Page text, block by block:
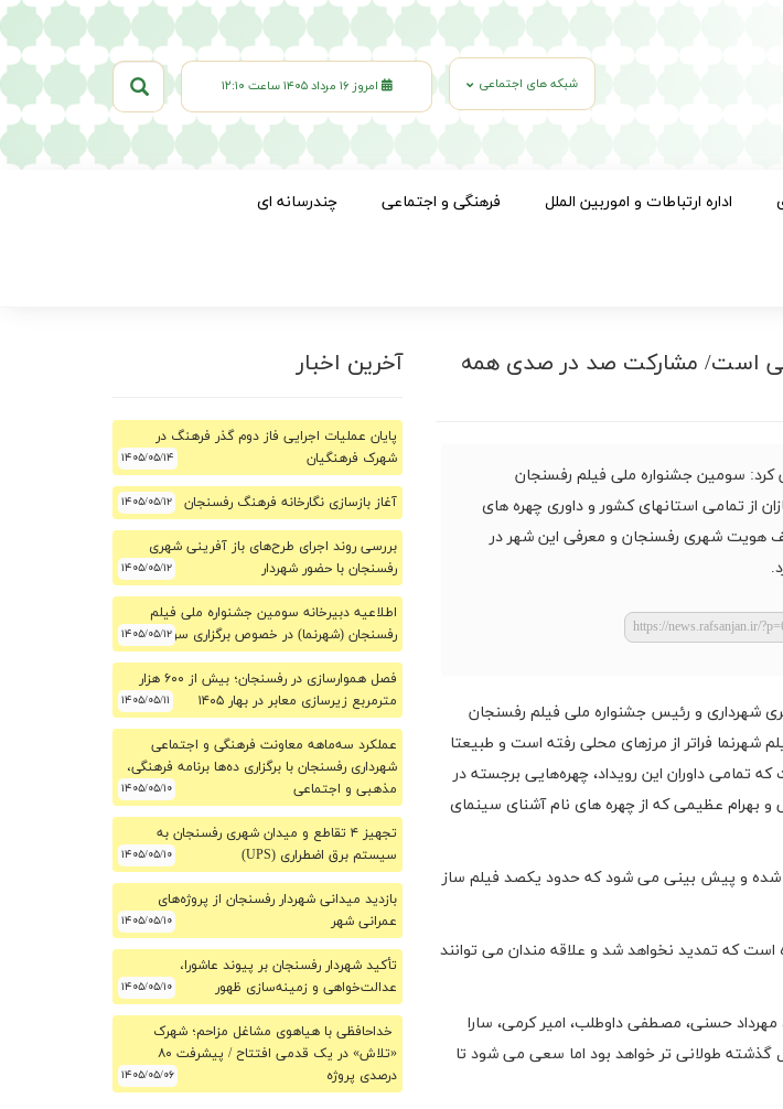
امروز ۱۶ مرداد ۱۴۰۵ ساعت ۱۲:۱۰ شبکه های اجتماعی
اداره ارتباطات و اموربین الملل فرهنگی و اجتماعی چندرسانه ای
است/ مشارکت صد در صدی همه
کرد: سومین جشنواره ملی فیلم رفسنجان
از تمامی استانهای کشور و داوری چهره های
هویت شهری رفسنجان و معرفی این شهر در
شهرداری و رئیس جشنواره ملی فیلم رفسنجان
شهرنما فراتر از مرزهای محلی رفته است و طبیعتا
تمامی داوران این رویداد، چهره‌هایی برجسته در
بهرام عظیمی که از چهره های نام آشنای سینمای
و پیش بینی می شود که حدود یکصد فیلم ساز
آخرین مهلت ثبت نام و ارسال اثر در این جشنواره نیز ۲۵ آبان ماه است که تمدید نخواهد شد و علاقه مندان می توانند
مهرداد حسنی، مصطفی داوطلب، امیر کرمی، سارا
گذشته طولانی تر خواهد بود اما سعی می شود تا
آخرین اخبار
پایان عملیات اجرایی فاز دوم گذر فرهنگ در
شهرک فرهنگیان
۱۴۰۵/۰۵/۱۴
آغاز بازسازی نگارخانه فرهنگ رفسنجان ۱۴۰۵/۰۵/۱۲
بررسی روند اجرای طرح‌های باز آفرینی شهری
رفسنجان با حضور شهردار
۱۴۰۵/۰۵/۱۲
اطلاعیه دبیرخانه سومین جشنواره ملی فیلم
رفسنجان (شهرنما) در خصوص برگزاری سومین دوره
۱۴۰۵/۰۵/۱۲
فصل هموارسازی در رفسنجان؛ بیش از ۶۰۰ هزار
مترمربع زیرسازی معابر در بهار ۱۴۰۵
۱۴۰۵/۰۵/۱۱
عملکرد سه‌ماهه معاونت فرهنگی و اجتماعی
شهرداری رفسنجان با برگزاری ده‌ها برنامه فرهنگی،
مذهبی و اجتماعی
۱۴۰۵/۰۵/۱۰
تجهیز ۴ تقاطع و میدان شهری رفسنجان به
سیستم برق اضطراری (UPS)
۱۴۰۵/۰۵/۱۰
بازدید میدانی شهردار رفسنجان از پروژه‌های
عمرانی شهر
۱۴۰۵/۰۵/۱۰
تأکید شهردار رفسنجان بر پیوند عاشورا،
عدالت‌خواهی و زمینه‌سازی ظهور
۱۴۰۵/۰۵/۱۰
خداحافظی با هیاهوی مشاغل مزاحم؛ شهرک
«تلاش» در یک قدمی افتتاح / پیشرفت ۸۰
درصدی پروژه
۱۴۰۵/۰۵/۰۶